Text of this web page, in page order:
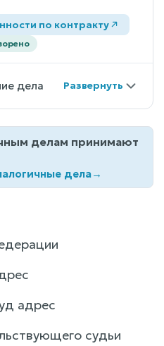
по контракту
дела
делам принимают
дела→
адрес
судьи